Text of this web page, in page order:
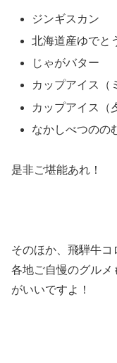
ジンギスカン
北海道産ゆでと
じゃがバター
カップアイス（
カップアイス（
なかしべつのの
是非ご堪能あれ！
そのほか、飛騨牛コ
各地ご自慢のグルメ
がいいですよ！